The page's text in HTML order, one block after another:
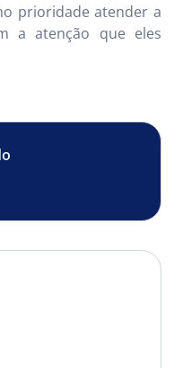
prioridade atender a
a atenção que eles